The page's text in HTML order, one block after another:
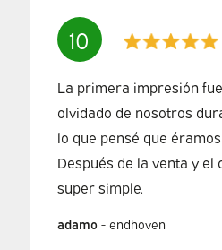
10
La primera impresión
olvidado de nosotros
lo que pensé que
Después de la venta y
super simple.
adamo - endhoven